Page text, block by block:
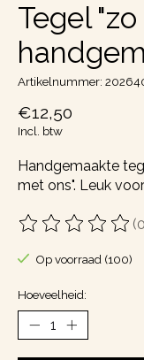
Tegel
Artikelnummer:
€12,50
Incl. btw
Handgemaakte
met ons". Leuk
De beoordeling
Op voorraad (100)
Hoeveelheid: